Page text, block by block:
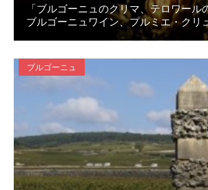
「ブルゴーニュのクリマ、テロワール
ブルゴーニュワイン、プルミエ・クリ
ブルゴーニュ